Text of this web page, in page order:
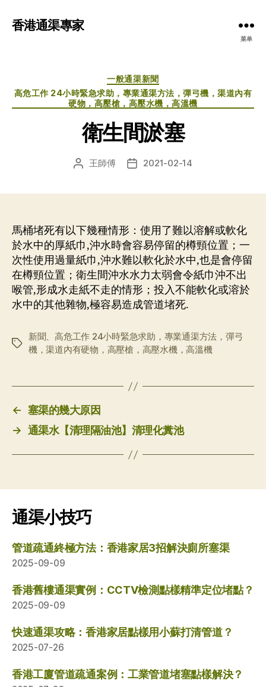
香港通渠專家
菜单
分
类
一般通渠新聞
高危工作 24小時緊急求助，專業通渠方法，彈弓機，渠道內有
硬物，高壓槍，高壓水機，高溫機
衛生間淤塞
文 王師傅
发 2021-02-14
馬桶堵死有以下幾種情形：使用了難以溶解或軟化
於水中的厚紙巾,沖水時會容易停留的樽頸位置；一
次性使用過量紙巾,沖水難以軟化於水中,也是會停留
在樽頸位置；衛生間沖水水力太弱會令紙巾沖不出
喉管,形成水走紙不走的情形；投入不能軟化或溶於
水中的其他雜物,極容易造成管道堵死.
标
新聞、高危工作 24小時緊急求助，專業通渠方法，彈弓
機，渠道內有硬物，高壓槍，高壓水機，高溫機
← 塞渠的幾大原因
→ 通渠水【清理隔油池】清理化糞池
通渠小技巧
管道疏通終極方法：香港家居3招解決廁所塞渠
2025-09-09
香港舊樓通渠實例：CCTV檢測點樣精準定位堵點？
2025-09-09
快速通渠攻略：香港家居點樣用小蘇打清管道？
2025-07-26
香港工廈管道疏通案例：工業管道堵塞點樣解決？